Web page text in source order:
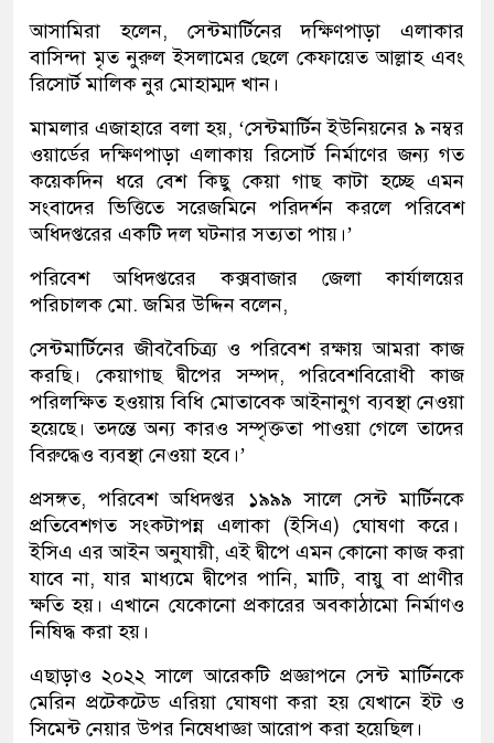
আসামিরা হলেন, সেন্টমার্টিনের দক্ষিণপাড়া এলাকার
বাসিন্দা মৃত নুরুল ইসলামের ছেলে কেফায়েত আল্লাহ এবং
রিসোর্ট মালিক নুর মোহাম্মদ খান।
মামলার এজাহারে বলা হয়, ‘সেন্টমার্টিন ইউনিয়নের ৯ নম্বর
ওয়ার্ডের দক্ষিণপাড়া এলাকায় রিসোর্ট নির্মাণের জন্য গত
কয়েকদিন ধরে বেশ কিছু কেয়া গাছ কাটা হচ্ছে এমন
সংবাদের ভিত্তিতে সরেজমিনে পরিদর্শন করলে পরিবেশ
অধিদপ্তরের একটি দল ঘটনার সত্যতা পায়।’
পরিবেশ অধিদপ্তরের কক্সবাজার জেলা কার্যালয়ের
পরিচালক মো. জমির উদ্দিন বলেন,
সেন্টমার্টিনের জীববৈচিত্র্য ও পরিবেশ রক্ষায় আমরা কাজ
করছি। কেয়াগাছ দ্বীপের সম্পদ, পরিবেশবিরোধী কাজ
পরিলক্ষিত হওয়ায় বিধি মোতাবেক আইনানুগ ব্যবস্থা নেওয়া
হয়েছে। তদন্তে অন্য কারও সম্পৃক্ততা পাওয়া গেলে তাদের
বিরুদ্ধেও ব্যবস্থা নেওয়া হবে।’
প্রসঙ্গত, পরিবেশ অধিদপ্তর ১৯৯৯ সালে সেন্ট মার্টিনকে
প্রতিবেশগত সংকটাপন্ন এলাকা (ইসিএ) ঘোষণা করে।
ইসিএ এর আইন অনুযায়ী, এই দ্বীপে এমন কোনো কাজ করা
যাবে না, যার মাধ্যমে দ্বীপের পানি, মাটি, বায়ু বা প্রাণীর
ক্ষতি হয়। এখানে যেকোনো প্রকারের অবকাঠামো নির্মাণও
নিষিদ্ধ করা হয়।
এছাড়াও ২০২২ সালে আরেকটি প্রজ্ঞাপনে সেন্ট মার্টিনকে
মেরিন প্রটেকটেড এরিয়া ঘোষণা করা হয় যেখানে ইট ও
সিমেন্ট নেয়ার উপর নিষেধাজ্ঞা আরোপ করা হয়েছিল।